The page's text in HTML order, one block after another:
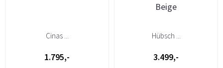
Cinas ...
1.795,-
Beige
Hübsch ...
3.499,-